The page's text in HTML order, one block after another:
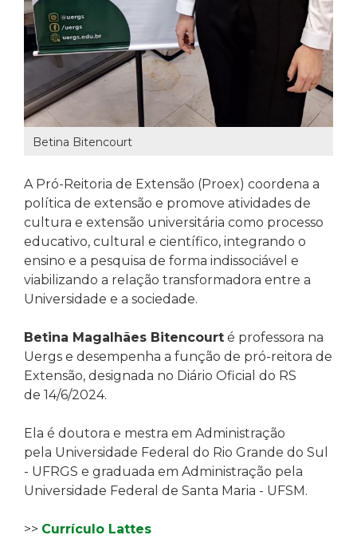
Betina Bitencourt
A Pró-Reitoria de Extensão (Proex) coordena a
política de extensão e promove atividades de
cultura e extensão universitária como processo
educativo, cultural e científico, integrando o
ensino e a pesquisa de forma indissociável e
viabilizando a relação transformadora entre a
Universidade e a sociedade.
Betina Magalhães Bitencourt é professora na
Uergs e desempenha a função de pró-reitora de
Extensão, designada no Diário Oficial do RS
de 14/6/2024.
Ela é doutora e mestra em Administração
pela Universidade Federal do Rio Grande do Sul
- UFRGS e graduada em Administração pela
Universidade Federal de Santa Maria - UFSM.
>> Currículo Lattes